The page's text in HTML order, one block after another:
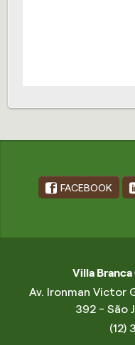
FACEBOOK
Villa
Av. Ironman Victor
392 - São
(12)